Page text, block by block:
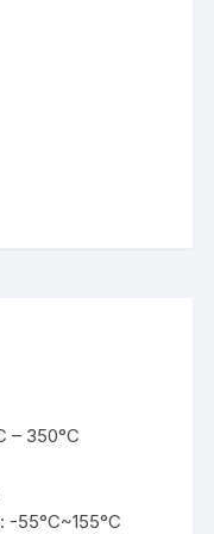
– 350°C
-55°C~155°C